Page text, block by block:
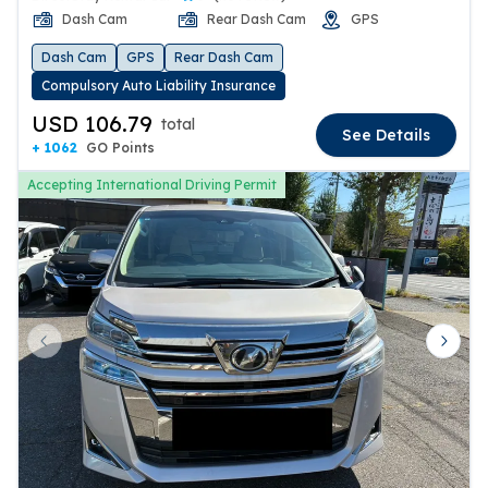
Dash Cam
Rear Dash Cam GPS
Dash Cam GPS
Rear Dash Cam
Compulsory Auto Liability Insurance
USD 106.79 total
+ 1062 GO Points
See Details
Accepting International Driving Permit
Previous slide Next